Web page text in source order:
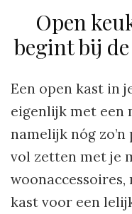
Open
begint bij
Een open kast in
eigenlijk met een
namelijk nóg
vol zetten met je
kast voor een